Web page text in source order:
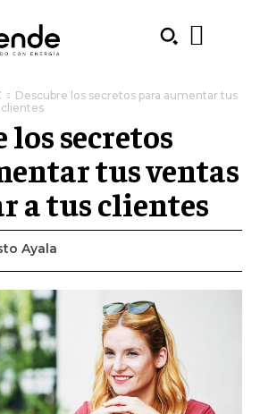
Case
Descubre los secretos para aumentar tus
los secretos
tus ventas
a tus clientes
Ayala